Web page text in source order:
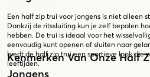
Een half zip trui voor jongens is niet alleen
Dankzij de ritssluiting kun je zelf bepalen
hebben. De trui is ideaal voor het
eenvoudig kunt openen of sluiten naar
biedt de half zip trui een sportieve look die
leeftijden.
Kenmerken Van Onze Half
Jongens